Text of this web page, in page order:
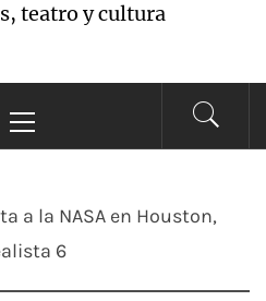
teatro y cultura
principal
a la NASA en Houston,
6